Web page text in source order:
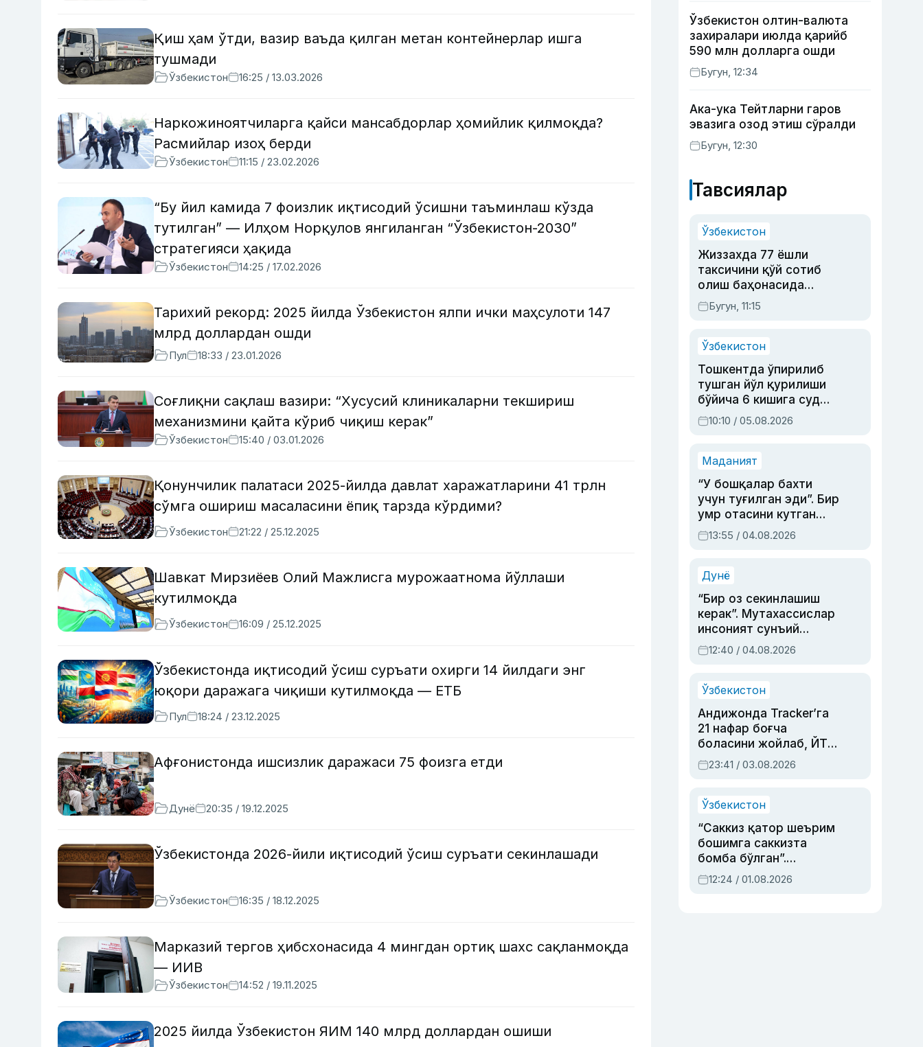
Қиш ҳам ўтди, вазир ваъда қилган метан контейнерлар ишга
тушмади
Ўзбекистон 16:25 / 13.03.2026
Наркожиноятчиларга қайси мансабдорлар ҳомийлик қилмоқда?
Расмийлар изоҳ берди
Ўзбекистон 11:15 / 23.02.2026
“Бу йил камида 7 фоизлик иқтисодий ўсишни таъминлаш кўзда
тутилган” — Илҳом Норқулов янгиланган “Ўзбекистон-2030”
стратегияси ҳақида
Ўзбекистон 14:25 / 17.02.2026
Тарихий рекорд: 2025 йилда Ўзбекистон ялпи ички маҳсулоти 147
млрд доллардан ошди
Пул 18:33 / 23.01.2026
Соғлиқни сақлаш вазири: “Хусусий клиникаларни текшириш
механизмини қайта кўриб чиқиш керак”
Ўзбекистон 15:40 / 03.01.2026
Қонунчилик палатаси 2025-йилда давлат харажатларини 41 трлн
сўмга ошириш масаласини ёпиқ тарзда кўрдими?
Ўзбекистон 21:22 / 25.12.2025
Шавкат Мирзиёев Олий Мажлисга мурожаатнома йўллаши
кутилмоқда
Ўзбекистон 16:09 / 25.12.2025
Ўзбекистонда иқтисодий ўсиш суръати охирги 14 йилдаги энг
юқори даражага чиқиши кутилмоқда — ЕТБ
Пул 18:24 / 23.12.2025
Афғонистонда ишсизлик даражаси 75 фоизга етди
Дунё 20:35 / 19.12.2025
Ўзбекистонда 2026-йили иқтисодий ўсиш суръати секинлашади
Ўзбекистон 16:35 / 18.12.2025
Марказий тергов ҳибсхонасида 4 мингдан ортиқ шахс сақланмоқда
— ИИВ
Ўзбекистон 14:52 / 19.11.2025
2025 йилда Ўзбекистон ЯИМ 140 млрд доллардан ошиши
Ўзбекистон олтин-валюта
захиралари июлда қарийб
590 млн долларга ошди
Бугун, 12:34
Ака-ука Тейтларни гаров
эвазига озод этиш сўралди
Бугун, 12:30
Тавсиялар
Ўзбекистон
Жиззахда 77 ёшли
таксичини қўй сотиб
олиш баҳонасида
яйловга олиб бориб
ўлдирган йигит 20
Бугун, 11:15
Ўзбекистон
Тошкентда ўпирилиб
тушган йўл қурилиши
бўйича 6 кишига суд
ҳукми ўқилди
10:10 / 05.08.2026
Маданият
“У бошқалар бахти
учун туғилган эди”. Бир
умр отасини кутган
актриса ва дубльяж
устаси Римма
синовларга тўла ҳаёти
13:55 / 04.08.2026
Дунё
“Бир оз секинлашиш
керак”. Мутахассислар
инсоният сунъий
интеллектни бошқара
олмай қолишидан
12:40 / 04.08.2026
Ўзбекистон
Андижонда Tracker’га
21 нафар боғча
боласини жойлаб, ЙТҲ
содир этган аёлга суд
ҳукми ўқилди
23:41 / 03.08.2026
Ўзбекистон
“Саккиз қатор шеърим
бошимга саккизта
бомба бўлган”.
Абдулла Ориповни
сиёсий айбловлардан
12:24 / 01.08.2026